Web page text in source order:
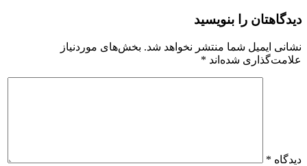
دیدگاهتان را بنویسید
نشانی ایمیل شما منتشر نخواهد شد. بخش‌های موردنیاز
علامت‌گذاری شده‌اند *
دیدگاه *